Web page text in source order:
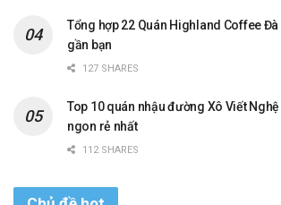
Tổng hợp 22 Quán Highland Coffee
gần bạn
127 SHARES
Top 10 quán nhậu đường Xô Viết
ngon rẻ nhất
112 SHARES